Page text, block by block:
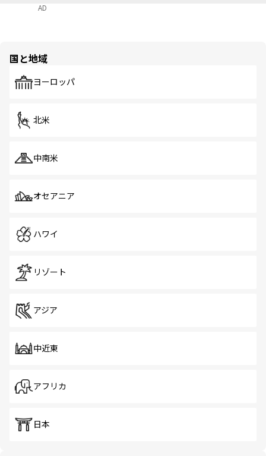
AD
国と地域
ヨーロッパ
北米
中南米
オセアニア
ハワイ
リゾート
アジア
中近東
アフリカ
日本